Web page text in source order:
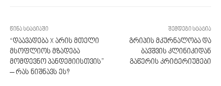
წინა სტატიაში
“დაავადება X არის მთელი
მსოფლიოს მზადება
მომდევნო პანდემიისთვის”
– რას ნიშნავს ეს?
შემდეგი სტატია
გრიპის მკურნალობა და
ბავშვის კლინიკიდან
გაწერის კრიტერიუმები